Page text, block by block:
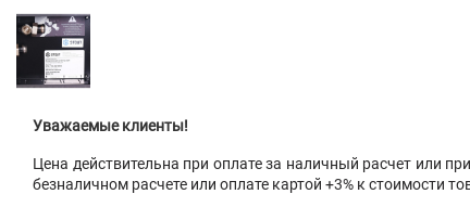
Уважаемые клиенты!
Цена действительна при оплате за наличный расчет или
безналичном расчете или оплате картой +3% к стоимости